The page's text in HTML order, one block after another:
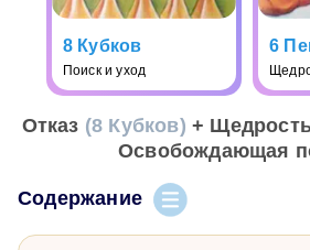
8 Кубков
Поиск и уход
6
Отказ (8 Кубков) +
Освобождающая
Содержание